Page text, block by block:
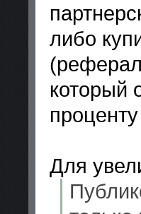
либо
который
Для